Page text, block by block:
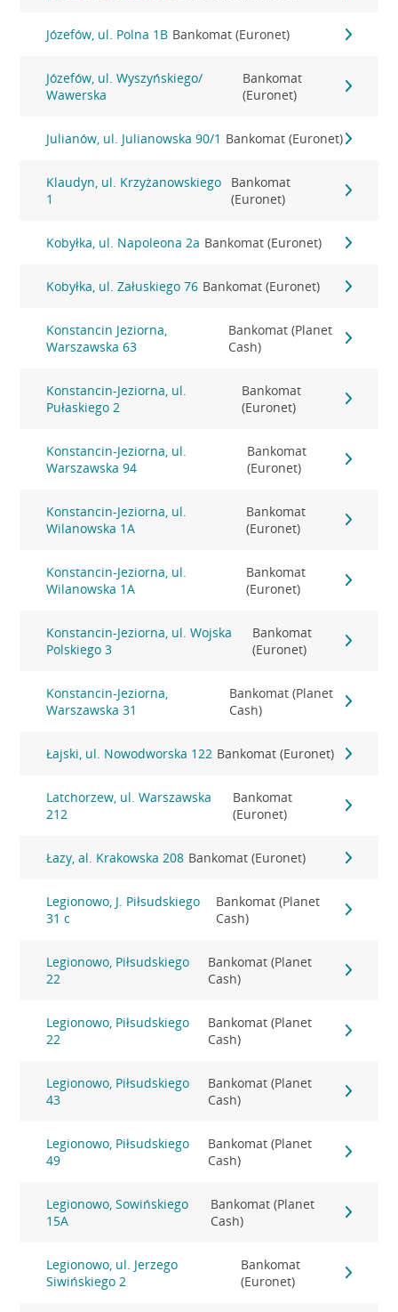
Józefów, ul. Polna 1B Bankomat (Euronet)
Józefów, ul. Wyszyńskiego/
Wawerska
Bankomat
(Euronet)
Julianów, ul. Julianowska 90/1 Bankomat (Euronet)
Klaudyn, ul. Krzyżanowskiego
1
Bankomat
(Euronet)
Kobyłka, ul. Napoleona 2a Bankomat (Euronet)
Kobyłka, ul. Załuskiego 76 Bankomat (Euronet)
Konstancin Jeziorna,
Warszawska 63
Bankomat (Planet
Cash)
Konstancin-Jeziorna, ul.
Pułaskiego 2
Bankomat
(Euronet)
Konstancin-Jeziorna, ul.
Warszawska 94
Bankomat
(Euronet)
Konstancin-Jeziorna, ul.
Wilanowska 1A
Bankomat
(Euronet)
Konstancin-Jeziorna, ul.
Wilanowska 1A
Bankomat
(Euronet)
Konstancin-Jeziorna, ul. Wojska
Polskiego 3
Bankomat
(Euronet)
Konstancin-Jeziorna,
Warszawska 31
Bankomat (Planet
Cash)
Łajski, ul. Nowodworska 122 Bankomat (Euronet)
Latchorzew, ul. Warszawska
212
Bankomat
(Euronet)
Łazy, al. Krakowska 208 Bankomat (Euronet)
Legionowo, J. Piłsudskiego
31 c
Bankomat (Planet
Cash)
Legionowo, Piłsudskiego
22
Bankomat (Planet
Cash)
Legionowo, Piłsudskiego
22
Bankomat (Planet
Cash)
Legionowo, Piłsudskiego
43
Bankomat (Planet
Cash)
Legionowo, Piłsudskiego
49
Bankomat (Planet
Cash)
Legionowo, Sowińskiego
15A
Bankomat (Planet
Cash)
Legionowo, ul. Jerzego
Siwińskiego 2
Bankomat
(Euronet)